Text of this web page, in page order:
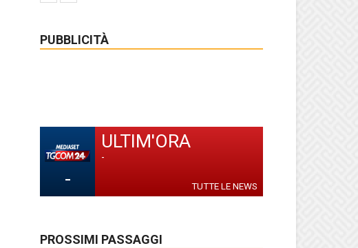
PUBBLICITÀ
-
ULTIM'ORA
-
TUTTE LE NEWS
PROSSIMI PASSAGGI